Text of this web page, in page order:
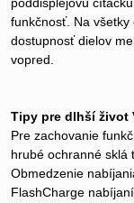
funkčnosť. Na všetky
dostupnosť dielov
vopred.
Tipy pre dlhší život
Pre zachovanie
hrubé ochranné sklá
Obmedzenie
FlashCharge